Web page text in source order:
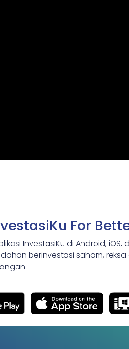
For
InvestasiKu di Android, iOS,
berinvestasi saham,